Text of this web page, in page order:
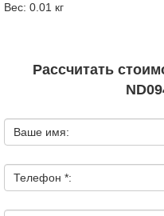
Вес: 0.01 кг
Рассчитать
Ваше имя:
Телефон *: